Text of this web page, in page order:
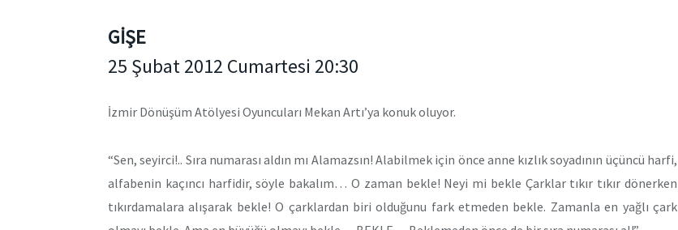
GİŞE
25 Şubat 2012 Cumartesi 20:30
İzmir Dönüşüm Atölyesi Oyuncuları Mekan Artı’ya konuk oluyor.
“Sen, seyirci!.. Sıra numarası aldın mı Alamazsın! Alabilmek için önce anne kızlık soyadının üçüncü harfi,
alfabenin kaçıncı harfidir, söyle bakalım… O zaman bekle! Neyi mi bekle Çarklar tıkır tıkır dönerken
tıkırdamalara alışarak bekle! O çarklardan biri olduğunu fark etmeden bekle. Zamanla en yağlı çark